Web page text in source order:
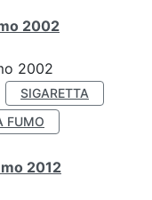
2002
2002
SIGARETTA
FUMO
2012